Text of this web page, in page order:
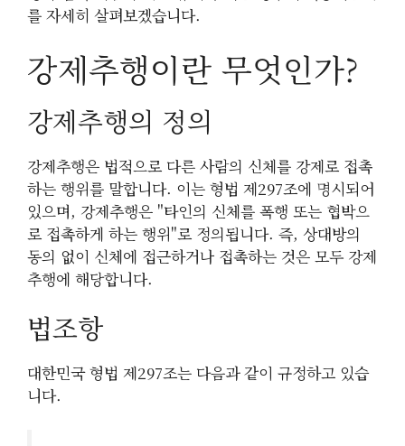
를 자세히 살펴보겠습니다.
강제추행이란 무엇인가?
강제추행의 정의
강제추행은 법적으로 다른 사람의 신체를 강제로 접촉
하는 행위를 말합니다. 이는 형법 제297조에 명시되어
있으며, 강제추행은 "타인의 신체를 폭행 또는 협박으
로 접촉하게 하는 행위"로 정의됩니다. 즉, 상대방의
동의 없이 신체에 접근하거나 접촉하는 것은 모두 강제
추행에 해당합니다.
법조항
대한민국 형법 제297조는 다음과 같이 규정하고 있습
니다.